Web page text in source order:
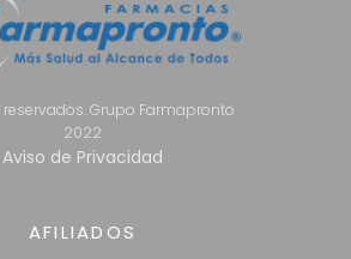
reservados. Grupo Farmapronto
2022
Aviso de Privacidad
AFILIADOS